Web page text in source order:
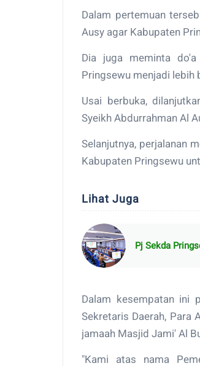
Dalam pertemuan
Ausy agar Kabupaten
Dia juga meminta
Pringsewu menjadi lebih
Usai berbuka,
Syeikh Abdurrahman Al
Selanjutnya, perjalanan
Kabupaten Pringsewu
Lihat Juga
Pj Sekda
Dalam kesempatan ini
Sekretaris Daerah, Para
jamaah Masjid Jami' Al
"Kami atas nama